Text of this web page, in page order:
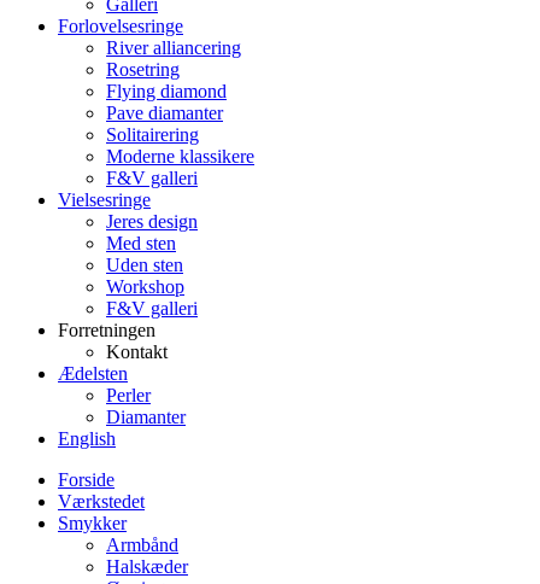
Forlovelsesringe
River alliancering
Rosetring
Flying diamond
Pave diamanter
Solitairering
Moderne klassikere
F&V galleri
Vielsesringe
Jeres design
Med sten
Uden sten
Workshop
F&V galleri
Forretningen
Kontakt
Ædelsten
Perler
Diamanter
English
Forside
Værkstedet
Smykker
Armbånd
Halskæder